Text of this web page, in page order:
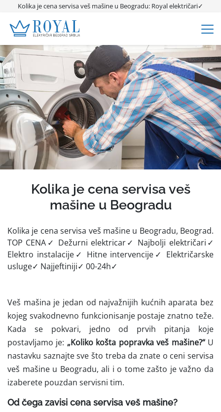
Kolika je cena servisa veš mašine u Beogradu: Royal električari✓
Kolika je cena servisa veš
mašine u Beogradu
Kolika je cena servisa veš mašine u Beogradu, Beograd.
TOP CENA✓ Dežurni elektricar✓ Najbolji električari✓
Elektro instalacije✓ Hitne intervencije✓ Električarske
usluge✓ Najjeftiniji✓ 00-24h✓
Veš mašina je jedan od najvažnijih kućnih aparata bez
kojeg svakodnevno funkcionisanje postaje znatno teže.
Kada se pokvari, jedno od prvih pitanja koje
postavljamo je: „Koliko košta popravka veš mašine?“U
nastavku saznajte sve što treba da znate o ceni servisa
veš mašine u Beogradu, ali i o tome zašto je važno da
izaberete pouzdan servisni tim.
Od čega zavisi cena servisa veš mašine?